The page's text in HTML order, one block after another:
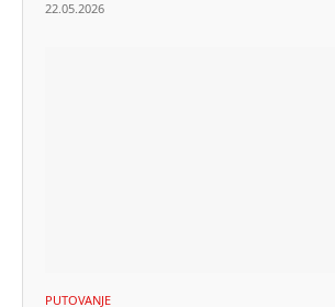
22.05.2026
PUTOVANJE